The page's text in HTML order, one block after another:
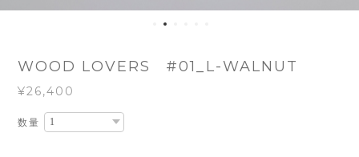
WOOD LOVERS #01_L-WALNUT
¥26,400
数量